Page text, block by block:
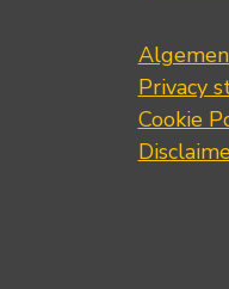
Privacy
Cookie